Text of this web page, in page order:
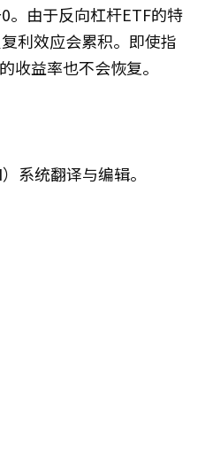
。由于反向杠杆ETF的特
利效应会累积。即使指
收益率也不会恢复。
系统翻译与编辑。